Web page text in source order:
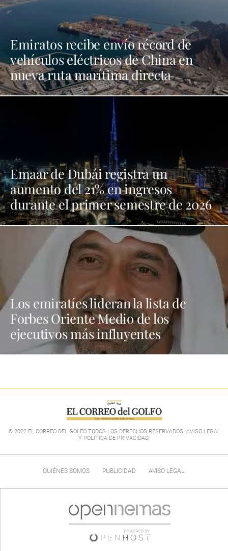
Emiratos recibe envío récord de
vehículos eléctricos de China en
nueva ruta marítima directa
Emaar de Dubái registra un
aumento del 21% en ingresos
durante el primer semestre de 2026
Los emiratíes lideran la lista de
Forbes Oriente Medio de los
ejecutivos más influyentes
© 2022 EL CORREO DEL GOLFO TODOS LOS DERECHOS RESERVADOS. AVISO LEGAL
Y POLÍTICA DE PRIVACIDAD.
QUIÉNES SOMOS PUBLICIDAD AVISO LEGAL